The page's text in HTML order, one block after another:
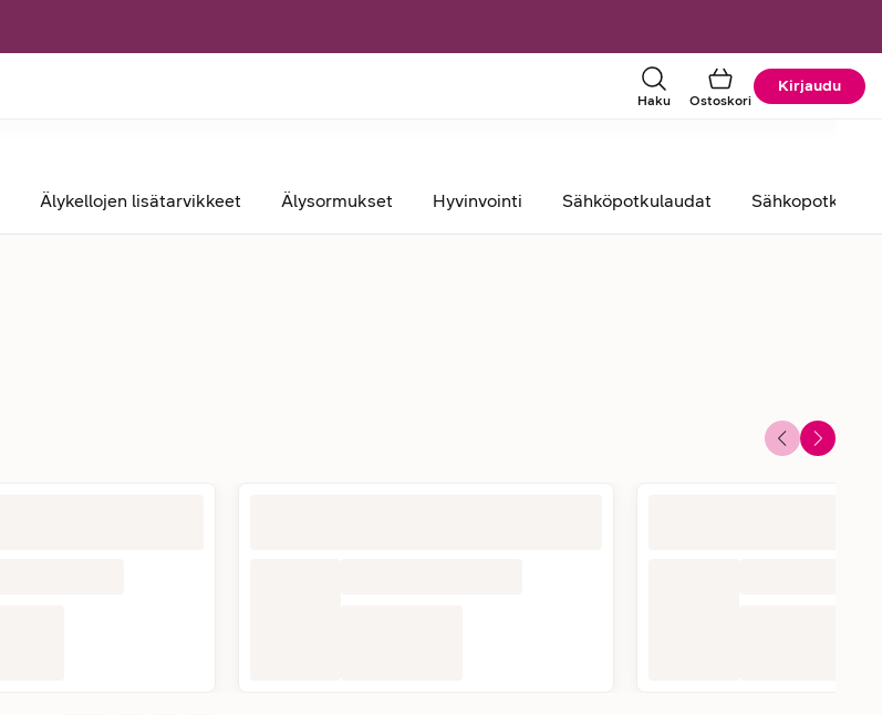
Haku Ostoskori
Kirjaudu
Älykellojen lisätarvikkeet Älysormukset Hyvinvointi Sähköpotkulaudat